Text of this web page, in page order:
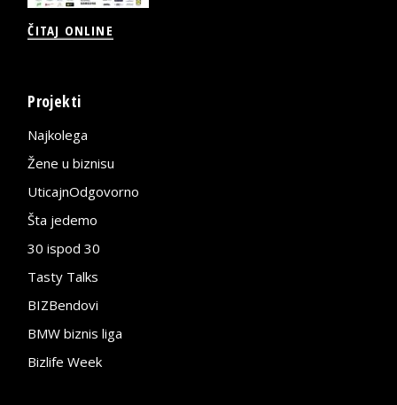
ČITAJ ONLINE
Projekti
Najkolega
Žene u biznisu
UticajnOdgovorno
Šta jedemo
30 ispod 30
Tasty Talks
BIZBendovi
BMW biznis liga
Bizlife Week